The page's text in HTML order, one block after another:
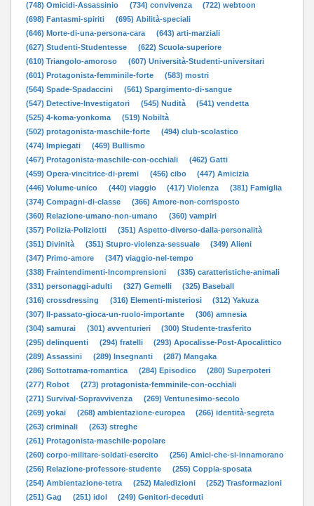
(748) Omicidi-Assassinio
(734) convivenza
(722) webtoon
(698) Fantasmi-spiriti
(695) Abilità-speciali
(646) Morte-di-una-persona-cara
(643) arti-marziali
(627) Studenti-Studentesse
(622) Scuola-superiore
(610) Triangolo-amoroso
(607) Università-Studenti-universitari
(601) Protagonista-femminile-forte
(583) mostri
(564) Spade-Spadaccini
(561) Spargimento-di-sangue
(547) Detective-Investigatori
(545) Nudità
(541) vendetta
(525) 4-koma-yonkoma
(519) Nobiltà
(502) protagonista-maschile-forte
(494) club-scolastico
(474) Impiegati
(469) Bullismo
(467) Protagonista-maschile-con-occhiali
(462) Gatti
(459) Opera-vincitrice-di-premi
(456) cibo
(447) Amicizia
(446) Volume-unico
(440) viaggio (417) Violenza
(381) Famiglia
(374) Compagni-di-classe
(366) Amore-non-corrisposto
(360) Relazione-umano-non-umano
(360) vampiri
(357) Polizia-Poliziotti
(351) Aspetto-diverso-dalla-personalità
(351) Divinità
(351) Stupro-violenza-sessuale
(349) Alieni
(347) Primo-amore
(347) viaggio-nel-tempo
(338) Fraintendimenti-Incomprensioni
(335) caratteristiche-animali
(331) personaggi-adulti
(327) Gemelli
(325) Baseball
(316) crossdressing
(316) Elementi-misteriosi
(312) Yakuza
(307) Il-passato-gioca-un-ruolo-importante
(306) amnesia
(304) samurai
(301) avventurieri
(300) Studente-trasferito
(295) delinquenti
(294) fratelli
(293) Apocalisse-Post-Apocalittico
(289) Assassini
(289) Insegnanti
(287) Mangaka
(286) Sottotrama-romantica
(284) Episodico
(280) Superpoteri
(277) Robot
(273) protagonista-femminile-con-occhiali
(271) Survival-Sopravvivenza
(269) Ventunesimo-secolo
(269) yokai
(268) ambientazione-europea
(266) identità-segreta
(263) criminali
(263) streghe
(261) Protagonista-maschile-popolare
(260) corpo-militare-soldati-esercito
(256) Amici-che-si-innamorano
(256) Relazione-professore-studente
(255) Coppia-sposata
(254) Ambientazione-tetra
(252) Maledizioni
(252) Trasformazioni
(251) Gag
(251) idol
(249) Genitori-deceduti